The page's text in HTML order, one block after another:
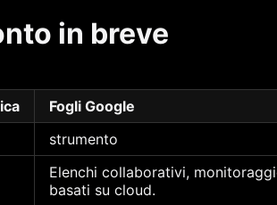
in breve
Fogli Google
strumento
Elenchi collaborativi,
basati su cloud.